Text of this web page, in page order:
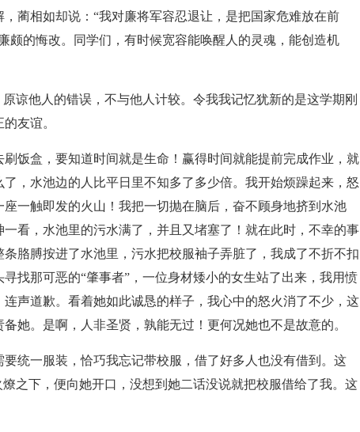
蔺相如却说：“我对廉将军容忍退让，是把国家危难放在前
颇的悔改。同学们，有时候宽容能唤醒人的灵魂，能创造机
谅他人的错误，不与他人计较。令我我记忆犹新的是这学期刚
友谊。
饭盒，要知道时间就是生命！赢得时间就能提前完成作业，就
，水池边的人比平日里不知多了多少倍。我开始烦躁起来，怒
一触即发的火山！我把一切抛在脑后，奋不顾身地挤到水池
看，水池里的污水满了，并且又堵塞了！就在此时，不幸的事
胳膊按进了水池里，污水把校服袖子弄脏了，我成了不折不扣
找那可恶的“肇事者”，一位身材矮小的女生站了出来，我用愤
声道歉。看着她如此诚恳的样子，我心中的怒火消了不少，这
她。是啊，人非圣贤，孰能无过！更何况她也不是故意的。
统一服装，恰巧我忘记带校服，借了好多人也没有借到。这
之下，便向她开口，没想到她二话没说就把校服借给了我。这